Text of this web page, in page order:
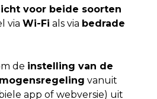
voor beide soorten
via Wi-Fi als via bedrade
de instelling van de
vanuit
app of webversie) uit